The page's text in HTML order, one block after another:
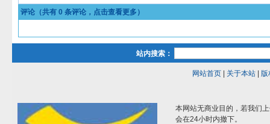
评论（共有 0 条评论，点击查看更多）
站内搜索：
网站首页| 关于本站| 版
本网站无商业目的，若我们
会在24小时内撤下。